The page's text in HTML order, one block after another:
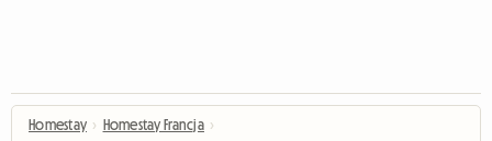
Homestay › Homestay Francja ›